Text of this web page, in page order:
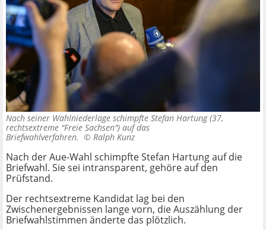
Nach seiner Wahlniederlage schimpfte Stefan Hartung (37,
rechtsextreme "Freie Sachsen") auf das
Briefwahlverfahren. © Ralph Kunz
Nach der Aue-Wahl schimpfteStefan Hartung auf die
Briefwahl. Sie sei intransparent, gehöre auf den
Prüfstand.
Der rechtsextreme Kandidat lag bei den
Zwischenergebnissen lange vorn, die Auszählung der
Briefwahlstimmen änderte das plötzlich.